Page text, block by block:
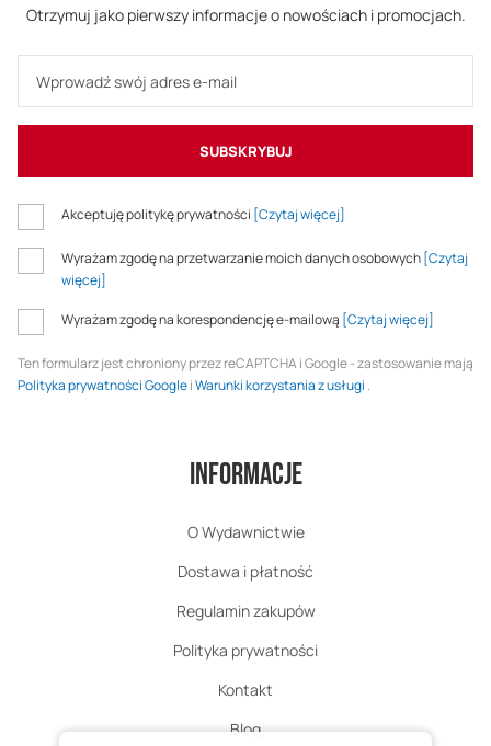
Otrzymuj jako pierwszy informacje o nowościach i promocjach.
SUBSKRYBUJ
Akceptuję politykę prywatności [Czytaj więcej]
Wyrażam zgodę na przetwarzanie moich danych osobowych[Czytaj
więcej]
Wyrażam zgodę na korespondencję e-mailową [Czytaj więcej]
Ten formularz jest chroniony przez reCAPTCHA i Google - zastosowanie mają
Polityka prywatności GoogleiWarunki korzystania z usługi .
Informacje
O Wydawnictwie
Dostawa i płatność
Regulamin zakupów
Polityka prywatności
Kontakt
Blog